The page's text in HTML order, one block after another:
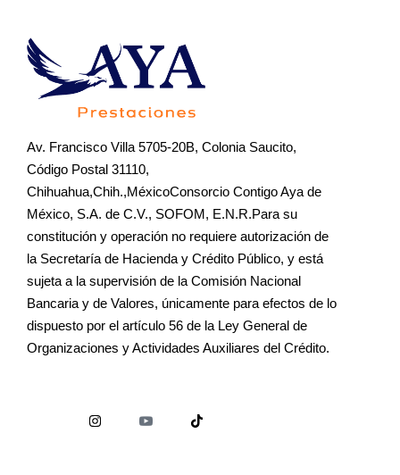
Av. Francisco Villa 5705-20B, Colonia Saucito,
Código Postal 31110,
Chihuahua,Chih.,MéxicoConsorcio Contigo Aya de
México, S.A. de C.V., SOFOM, E.N.R.Para su
constitución y operación no requiere autorización de
la Secretaría de Hacienda y Crédito Público, y está
sujeta a la supervisión de la Comisión Nacional
Bancaria y de Valores, únicamente para efectos de lo
dispuesto por el artículo 56 de la Ley General de
Organizaciones y Actividades Auxiliares del Crédito.